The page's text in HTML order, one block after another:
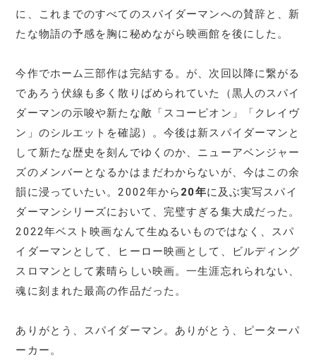
に、これまでのすべてのスパイダーマンへの賛辞と、新
たな物語の予感を胸に秘めながら映画館を後にした。
今作でホーム三部作は完結する。が、次回以降に繋がる
であろう伏線も多く散りばめられていた（黒人のスパイ
ダーマンの示唆や新たな敵「スコーピオン」「クレイヴ
ン」のシルエットを確認）。今後は新スパイダーマンと
して新たな歴史を刻んでゆくのか、ニューアベンジャー
ズのメンバーとなるかはまだわからないが、今はこの余
韻に浸っていたい。2002年から 20年に及ぶ実写スパイ
ダーマンシリーズにおいて、完璧すぎる集大成だった。
2022年ベスト映画なんて生ぬるいものではなく、スパ
イダーマンとして、ヒーロー映画として、ビルディング
スロマンとして素晴らしい映画。一生涯忘れられない、
魂に刻まれた最高の作品だった。
ありがとう、スパイダーマン。ありがとう、ピーターパ
ーカー。